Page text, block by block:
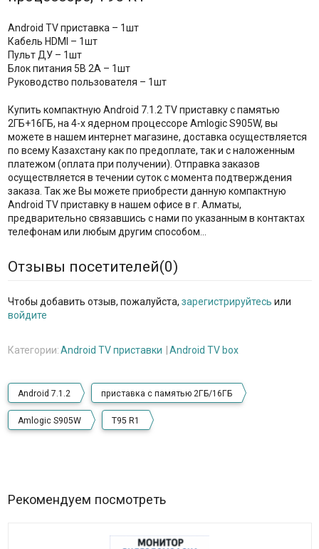
Android TV приставка – 1шт
Кабель HDMI – 1шт
Пульт ДУ – 1шт
Блок питания 5B 2A – 1шт
Руководство пользователя – 1шт
Купить компактную Android 7.1.2 TV приставку с памятью
2ГБ+16ГБ, на 4-х ядерном процессоре Amlogic S905W, вы
можете в нашем интернет магазине, доставка осуществляется
по всему Казахстану как по предоплате, так и с наложенным
платежом (оплата при получении). Отправка заказов
осуществляется в течении суток с момента подтверждения
заказа. Так же Вы можете приобрести данную компактную
Android TV приставку в нашем офисе в г. Алматы,
предварительно связавшись с нами по указанным в контактах
телефонам или любым другим способом...
Отзывы посетителей(0)
Чтобы добавить отзыв, пожалуйста, зарегистрируйтесь или
войдите
Категории:Android TV приставки Android TV box
Android 7.1.2 приставка с памятью 2ГБ/16ГБ
Amlogic S905W T95 R1
Рекомендуем посмотреть